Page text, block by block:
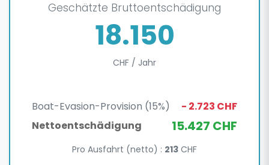
Geschätzte Bruttoentschädigung
18.150
CHF / Jahr
Boat-Evasion-Provision (15%)
- 2.723 CHF
Nettoentschädigung
15.427 CHF
Pro Ausfahrt (netto) : 213 CHF